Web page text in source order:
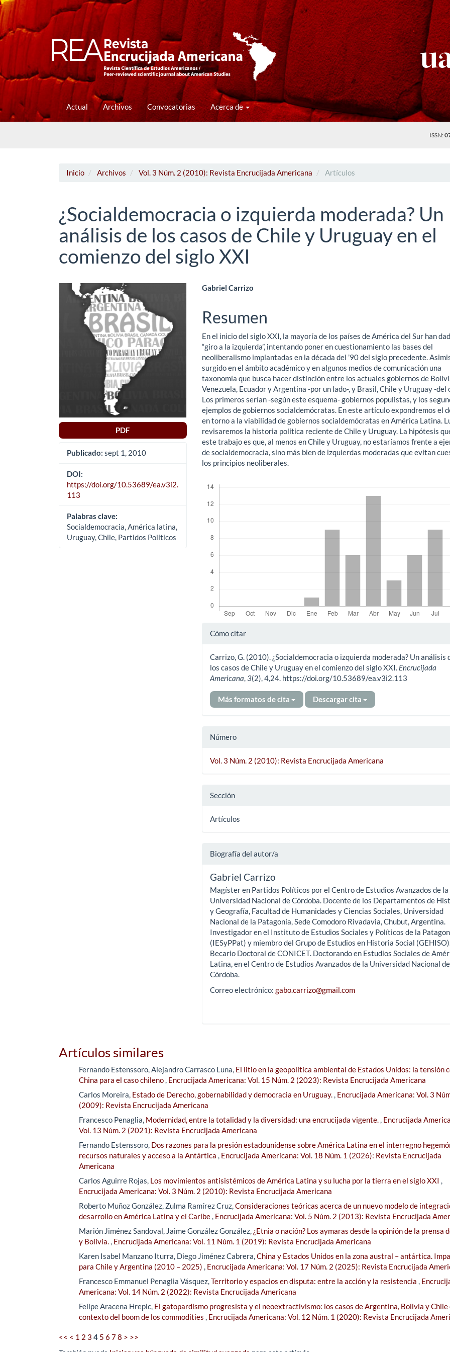
Navegación
Contenido
principal
Barra
Actual Archivos Convocatorias Acerca de
ISSN:
Inicio Archivos Vol. 3 Núm. 2 (2010): Revista Encrucijada Americana Artículos
¿Socialdemocracia o izquierda moderada? Un
análisis de los casos de Chile y Uruguay en el
comienzo del siglo XXI
Barra
lateral
artículo
PDF
Publicado: sept 1, 2010
DOI:
https://doi.org/10.53689/ea.v3i2.
113
Palabras clave:
Socialdemocracia, América latina,
Uruguay, Chile, Partidos Políticos
Contenido
principal
del
artículo
Gabriel Carrizo
Resumen
En el inicio del siglo XXI, la mayoría de los países de América del Sur han
“giro a la izquierda”, intentando poner en cuestionamiento las bases del
neoliberalismo implantadas en la década del ’90 del siglo precedente.
surgido en el ámbito académico y en algunos medios de comunicación una
taxonomía que busca hacer distinción entre los actuales gobiernos de
Venezuela, Ecuador y Argentina -por un lado-, y Brasil, Chile y Uruguay -del
Los primeros serían -según este esquema- gobiernos populistas, y los
ejemplos de gobiernos socialdemócratas. En este artículo expondremos el
en torno a la viabilidad de gobiernos socialdemócratas en América Latina.
revisaremos la historia política reciente de Chile y Uruguay. La hipótesis
este trabajo es que, al menos en Chile y Uruguay, no estaríamos frente a
de socialdemocracia, sino más bien de izquierdas moderadas que evitan
los principios neoliberales.
Detalles
artículo
Cómo citar
Carrizo, G. (2010). ¿Socialdemocracia o izquierda moderada? Un análisis
los casos de Chile y Uruguay en el comienzo del siglo XXI. Encrucijada
Americana 3(2), 4,24. https://doi.org/10.53689/ea.v3i2.113
Más formatos de cita Descargar cita
Número
Vol. 3 Núm. 2 (2010): Revista Encrucijada Americana
Sección
Artículos
Biografía del autor/a
Gabriel Carrizo
Magíster en Partidos Políticos por el Centro de Estudios Avanzados de la
Universidad Nacional de Córdoba. Docente de los Departamentos de
y Geografía, Facultad de Humanidades y Ciencias Sociales, Universidad
Nacional de la Patagonia, Sede Comodoro Rivadavia, Chubut, Argentina.
Investigador en el Instituto de Estudios Sociales y Políticos de la
(IESyPPat) y miembro del Grupo de Estudios en Historia Social
Becario Doctoral de CONICET. Doctorando en Estudios Sociales de
Latina, en el Centro de Estudios Avanzados de la Universidad Nacional de
Córdoba.
Correo electrónico: gabo.carrizo@gmail.com
Artículos similares
Fernando Estenssoro, Alejandro Carrasco Luna, El litio en la geopolítica ambiental de Estados Unidos: la tensión
China para el caso chileno, Encrucijada Americana: Vol. 15 Núm. 2 (2023): Revista Encrucijada Americana
Carlos Moreira, Estado de Derecho, gobernabilidad y democracia en Uruguay., Encrucijada Americana: Vol. 3
(2009): Revista Encrucijada Americana
Francesco Penaglia, Modernidad, entre la totalidad y la diversidad: una encrucijada vigente., Encrucijada
Vol. 13 Núm. 2 (2021): Revista Encrucijada Americana
Fernando Estenssoro, Dos razones para la presión estadounidense sobre América Latina en el interregno
recursos naturales y acceso a la Antártica , Encrucijada Americana: Vol. 18 Núm. 1 (2026): Revista Encrucijada
Americana
Carlos Aguirre Rojas, Los movimientos antisistémicos de América Latina y su lucha por la tierra en el siglo XXI ,
Encrucijada Americana: Vol. 3 Núm. 2 (2010): Revista Encrucijada Americana
Roberto Muñoz González, Zulma Ramírez Cruz,Consideraciones teóricas acerca de un nuevo modelo de
desarrollo en América Latina y el Caribe, Encrucijada Americana: Vol. 5 Núm. 2 (2013): Revista Encrucijada
Marión Jiménez Sandoval, Jaime González González, ¿Etnia o nación? Los aymaras desde la opinión de la prensa
y Bolivia., Encrucijada Americana: Vol. 11 Núm. 1 (2019): Revista Encrucijada Americana
Karen Isabel Manzano Iturra, Diego Jiménez Cabrera,China y Estados Unidos en la zona austral – antártica.
para Chile y Argentina (2010 – 2025) , Encrucijada Americana: Vol. 17 Núm. 2 (2025): Revista Encrucijada
Francesco Emmanuel Penaglia Vásquez,Territorio y espacios en disputa: entre la acción y la resistencia ,
Americana: Vol. 14 Núm. 2 (2022): Revista Encrucijada Americana
Felipe Aracena Hrepic, El gatopardismo progresista y el neoextractivismo: los casos de Argentina, Bolivia y Chile
contexto del boom de los commodities , Encrucijada Americana: Vol. 12 Núm. 1 (2020): Revista Encrucijada
<< < 1 2 3 4 5 6 78 > >>